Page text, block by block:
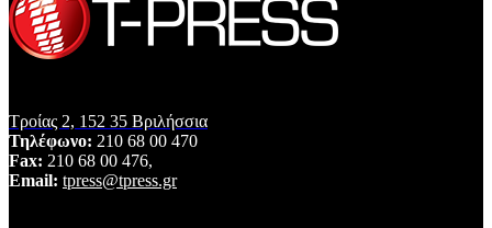
Τροίας 2, 152 35 Βριλήσσια
Τηλέφωνο: 210 68 00 470
Fax: 210 68 00 476,
Email: tpress@tpress.gr